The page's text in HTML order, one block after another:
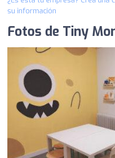
su información
Fotos de Tiny